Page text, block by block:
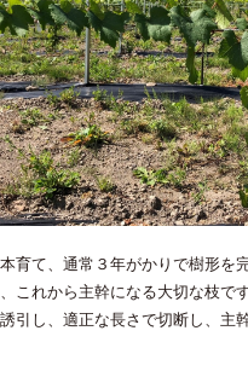
育て、通常３年がかりで樹形を
これから主幹になる大切な枝です
引し、適正な長さで切断し、主